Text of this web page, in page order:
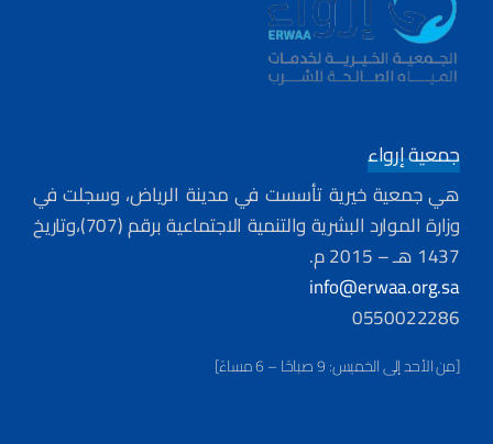
جمعية إرواء
هي جمعية خيرية تأسست في مدينة الرياض، وسجلت في
وزارة الموارد البشرية والتنمية الاجتماعية برقم (707)،وتاريخ
1437 هـ – 2015 م.
info@erwaa.org.sa
0550022286
[من الأحد إلى الخميس: 9 صباحًا – 6 مساءً]